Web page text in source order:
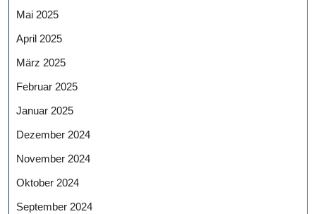
Mai 2025
April 2025
März 2025
Februar 2025
Januar 2025
Dezember 2024
November 2024
Oktober 2024
September 2024